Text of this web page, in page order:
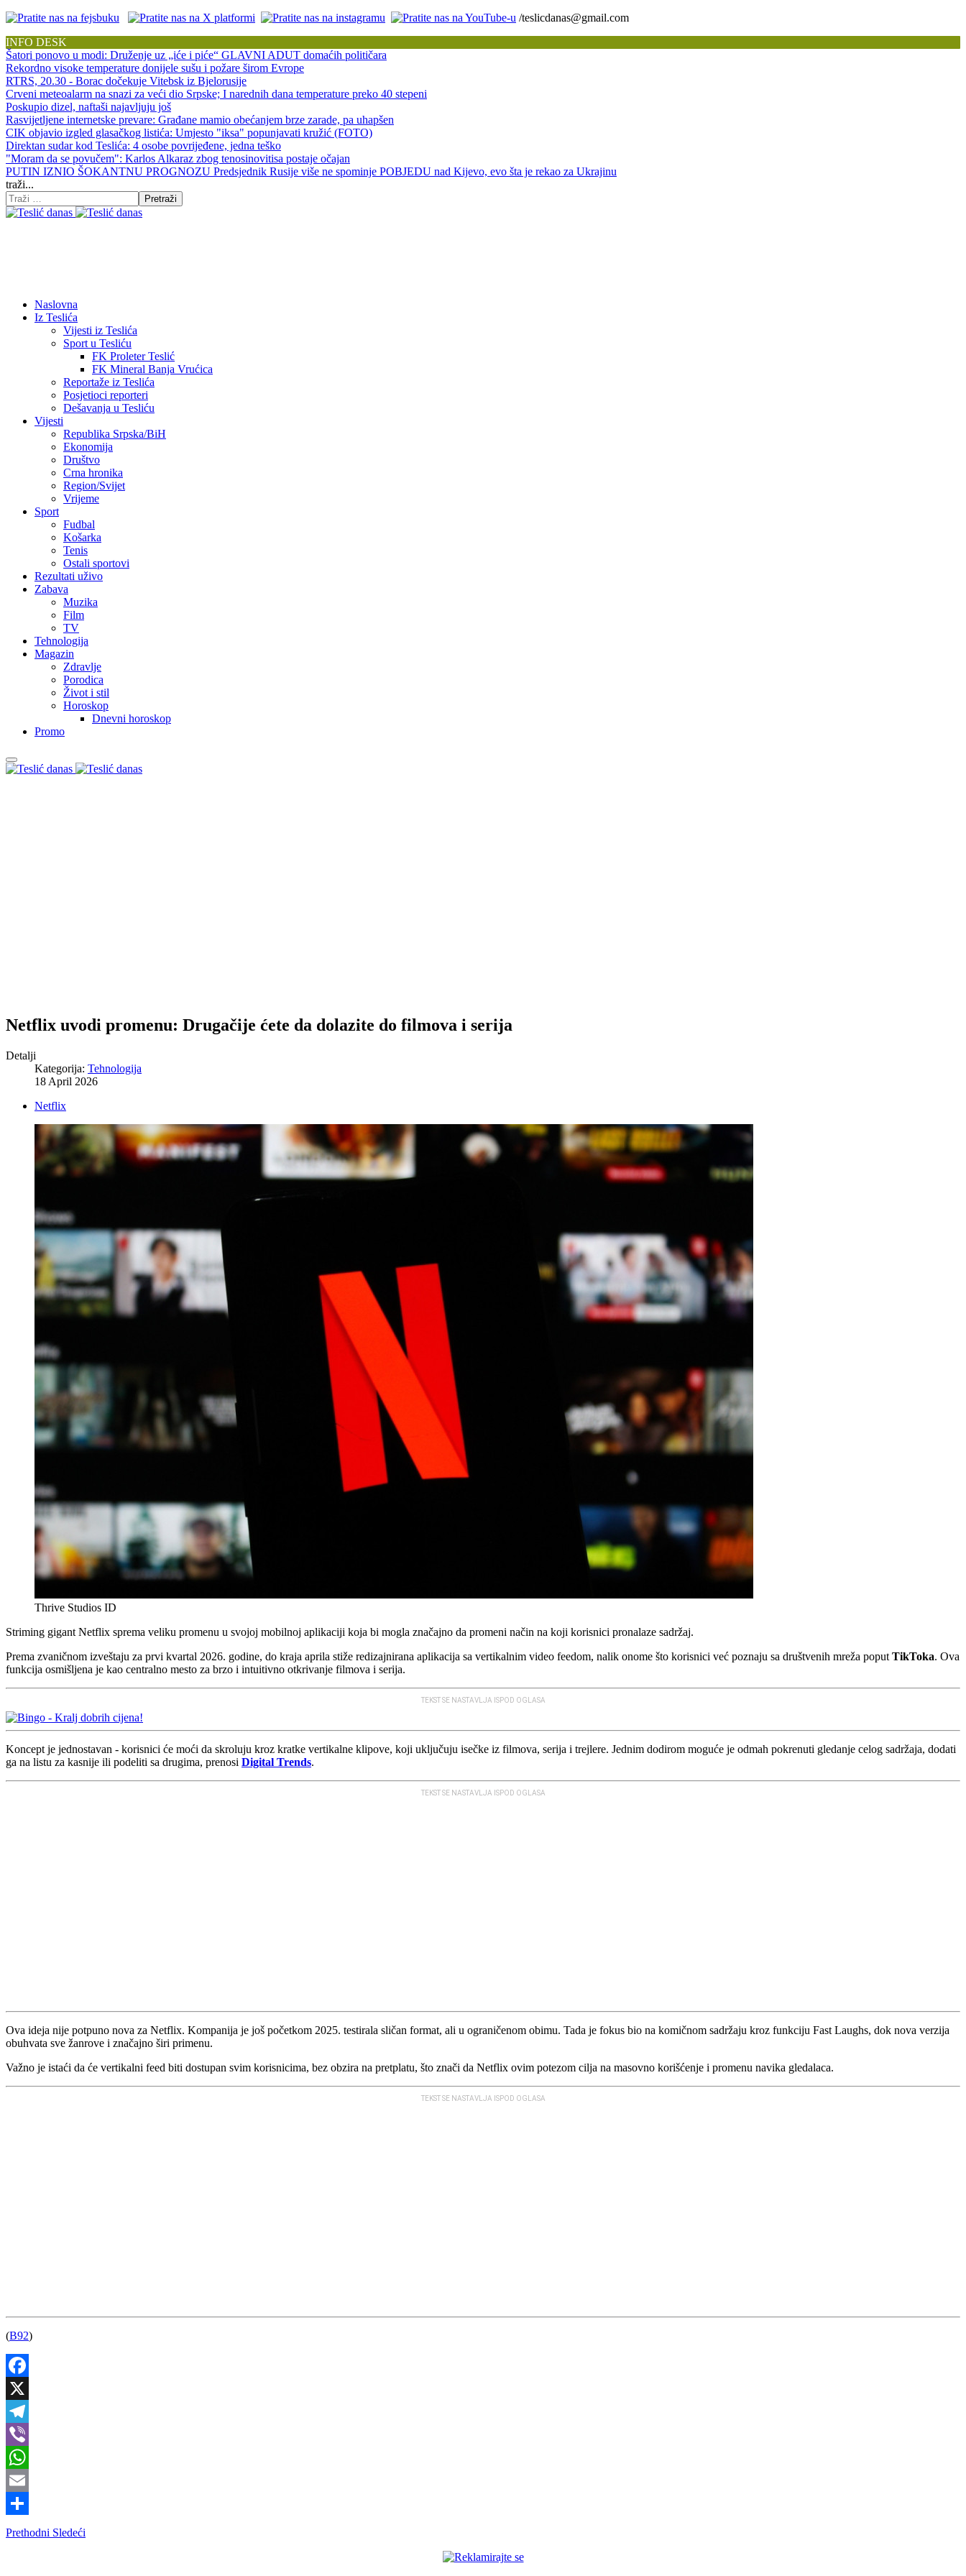
/teslicdanas@gmail.com
INFO DESK
Šatori ponovo u modi: Druženje uz „iće i piće“ GLAVNI ADUT domaćih političara
Rekordno visoke temperature donijele sušu i požare širom Evrope
RTRS, 20.30 - Borac dočekuje Vitebsk iz Bjelorusije
Crveni meteoalarm na snazi za veći dio Srpske; I narednih dana temperature preko 40 stepeni
Poskupio dizel, naftaši najavljuju još
Rasvijetljene internetske prevare: Građane mamio obećanjem brze zarade, pa uhapšen
CIK objavio izgled glasačkog listića: Umjesto "iksa" popunjavati kružić (FOTO)
Direktan sudar kod Teslića: 4 osobe povrijeđene, jedna teško
"Moram da se povučem": Karlos Alkaraz zbog tenosinovitisa postaje očajan
PUTIN IZNIO ŠOKANTNU PROGNOZU Predsjednik Rusije više ne spominje POBJEDU nad Kijevo, evo šta je rekao za Ukrajinu
traži...
Pretraži
Naslovna
Iz Teslića
Vijesti iz Teslića
Sport u Tesliću
FK Proleter Teslić
FK Mineral Banja Vrućica
Reportaže iz Teslića
Posjetioci reporteri
Dešavanja u Tesliću
Vijesti
Republika Srpska/BiH
Ekonomija
Društvo
Crna hronika
Region/Svijet
Vrijeme
Sport
Fudbal
Košarka
Tenis
Ostali sportovi
Rezultati uživo
Zabava
Muzika
Film
TV
Tehnologija
Magazin
Zdravlje
Porodica
Život i stil
Horoskop
Dnevni horoskop
Promo
Netflix uvodi promenu: Drugačije ćete da dolazite do filmova i serija
Detalji
Kategorija: Tehnologija
18 April 2026
Netflix
Thrive Studios ID
Striming gigant Netflix sprema veliku promenu u svojoj mobilnoj aplikaciji koja bi mogla značajno da promeni način na koji korisnici pronalaze sadržaj.
Prema zvaničnom izveštaju za prvi kvartal 2026. godine, do kraja aprila stiže redizajnirana aplikacija sa vertikalnim video feedom, nalik onome što korisnici već poznaju sa društvenih mreža poput TikToka. Ova
funkcija osmišljena je kao centralno mesto za brzo i intuitivno otkrivanje filmova i serija.
TEKST SE NASTAVLJA ISPOD OGLASA
Koncept je jednostavan - korisnici će moći da skroluju kroz kratke vertikalne klipove, koji uključuju isečke iz filmova, serija i trejlere. Jednim dodirom moguće je odmah pokrenuti gledanje celog sadržaja, dodati
ga na listu za kasnije ili podeliti sa drugima, prenosi Digital Trends.
TEKST SE NASTAVLJA ISPOD OGLASA
Ova ideja nije potpuno nova za Netflix. Kompanija je još početkom 2025. testirala sličan format, ali u ograničenom obimu. Tada je fokus bio na komičnom sadržaju kroz funkciju Fast Laughs, dok nova verzija
obuhvata sve žanrove i značajno širi primenu.
Važno je istaći da će vertikalni feed biti dostupan svim korisnicima, bez obzira na pretplatu, što znači da Netflix ovim potezom cilja na masovno korišćenje i promenu navika gledalaca.
TEKST SE NASTAVLJA ISPOD OGLASA
(B92)
Facebook
X
Telegram
Viber
WhatsApp
Email
Share
Prethodni Sledeći